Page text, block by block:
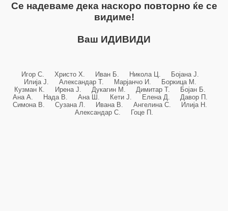
Се надеваме дека наскоро повторно ќе се
видиме!
Ваш ИДИВИДИ
Игор С. Христо Х. Иван Б. Никола Ц. Бојана Ј.
Илија Ј. Александар Т. Марјанчо И. Боркица М.
Кузман К. Ирена Ј. Дукагин М. Димитар Т. Бојан Б.
Ана А. Нада В. Ана Ш. Кети Ј. Елена Д. Давор П.
Симона В. Сузана Л. Ивана В. Ангелина С. Илија Н.
Александар С. Гоце П.